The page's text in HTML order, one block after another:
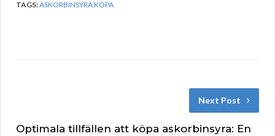
TAGS:ASKORBINSYRA KÖPA
Next Post
Optimala tillfällen att köpa askorbinsyra: En